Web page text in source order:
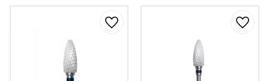
Gem som favorit Gem